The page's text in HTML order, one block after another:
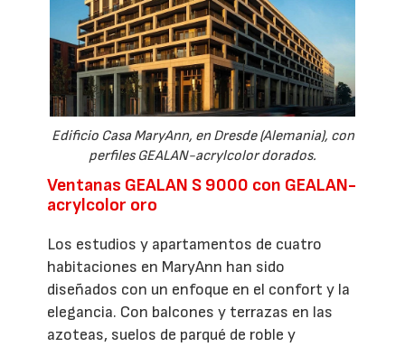
Edificio Casa MaryAnn, en Dresde (Alemania), con
perfiles GEALAN-acrylcolor dorados.
Ventanas GEALAN S 9000 con GEALAN-
acrylcolor oro
Los estudios y apartamentos de cuatro
habitaciones en MaryAnn han sido
diseñados con un enfoque en el confort y la
elegancia. Con balcones y terrazas en las
azoteas, suelos de parqué de roble y